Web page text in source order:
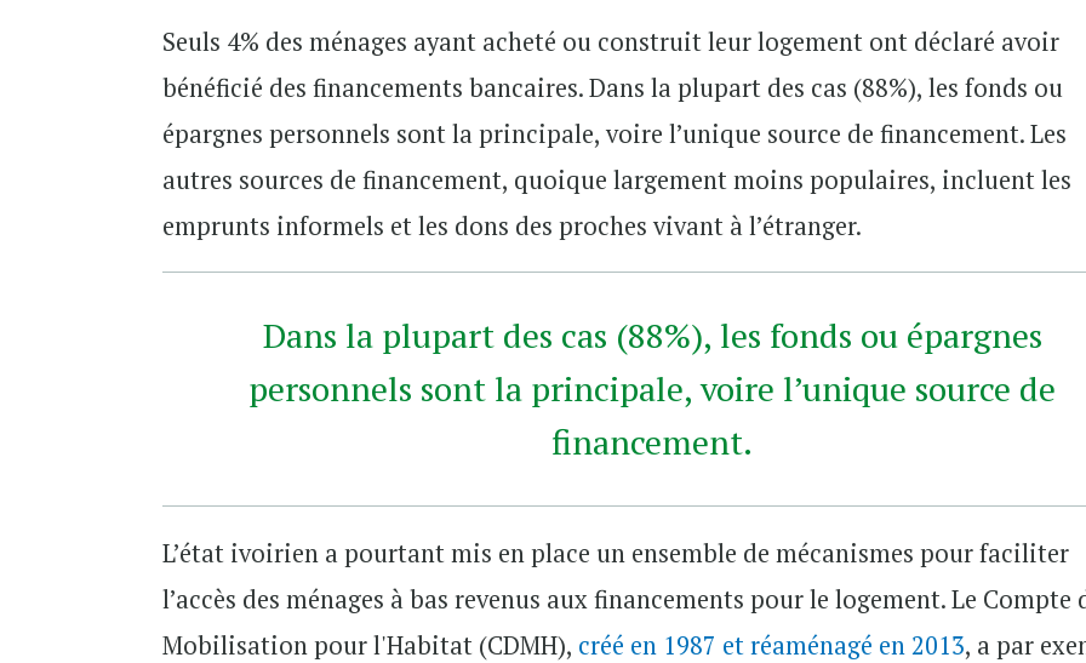
Seuls 4% des ménages ayant acheté ou construit leur logement ont déclaré avoir
bénéficié des financements bancaires. Dans la plupart des cas (88%), les fonds ou
épargnes personnels sont la principale, voire l’unique source de financement. Les
autres sources de financement, quoique largement moins populaires, incluent les
emprunts informels et les dons des proches vivant à l’étranger.
Dans la plupart des cas (88%), les fonds ou épargnes
personnels sont la principale, voire l’unique source de
financement.
L’état ivoirien a pourtant mis en place un ensemble de mécanismes pour faciliter
l’accès des ménages à bas revenus aux financements pour le logement. Le Compte
Mobilisation pour l'Habitat (CDMH), créé en 1987 et réaménagé en 2013, a par